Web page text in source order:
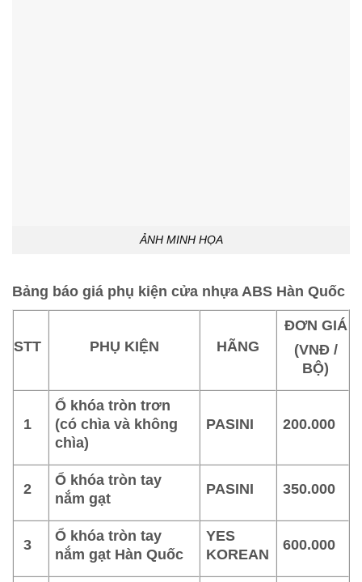
ẢNH MINH HỌA
Bảng báo giá phụ kiện cửa nhựa ABS Hàn Quốc
STT PHỤ KIỆN HÃNG
ĐƠN GIÁ
(VNĐ /
BỘ)
1
Ổ khóa tròn trơn
(có chìa và không
chìa)
PASINI 200.000
2
Ổ khóa tròn tay
nắm gạt
PASINI 350.000
3
Ổ khóa tròn tay
nắm gạt Hàn Quốc
YES
KOREAN
600.000